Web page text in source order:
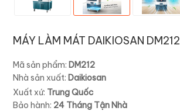
MÁY LÀM MÁT DAIKIOSAN DM212
Mã sản phẩm: DM212
Nhà sản xuất: Daikiosan
Xuất xứ: Trung Quốc
Bảo hành: 24 Tháng Tận Nhà